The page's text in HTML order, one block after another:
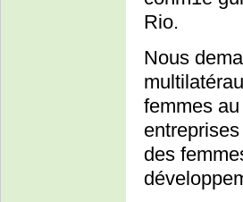
Rio.
Nous
femmes
des